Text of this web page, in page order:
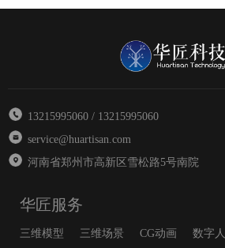
13215995060 / 13215995060
service@huartisan.com
河南省郑州市高新区雪松路5号南院
华匠服务
三维模型 三维场景 CG动画 数字人